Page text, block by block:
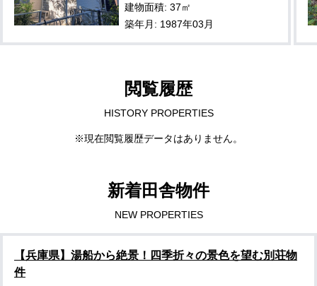
建物面積: 37㎡
築年月: 1987年03月
閲覧履歴
HISTORY PROPERTIES
※現在閲覧履歴データはありません。
新着田舎物件
NEW PROPERTIES
【兵庫県】湯船から絶景！四季折々の景色を望む別荘物
件